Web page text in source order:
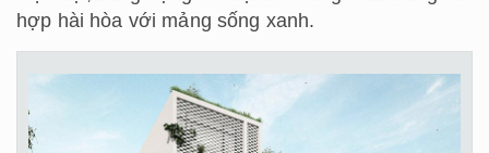
hợp hài hòa với mảng sống xanh.